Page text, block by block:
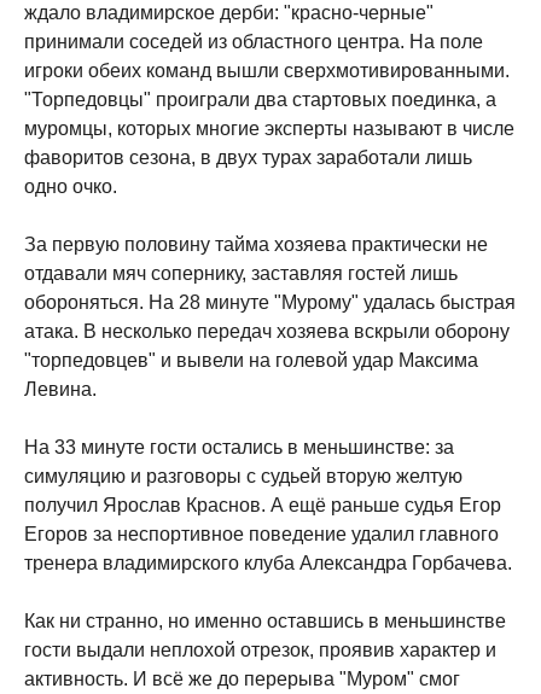
ждало владимирское дерби: "красно-черные"
принимали соседей из областного центра. На поле
игроки обеих команд вышли сверхмотивированными.
"Торпедовцы" проиграли два стартовых поединка, а
муромцы, которых многие эксперты называют в числе
фаворитов сезона, в двух турах заработали лишь
одно очко.
За первую половину тайма хозяева практически не
отдавали мяч сопернику, заставляя гостей лишь
обороняться. На 28 минуте "Мурому" удалась быстрая
атака. В несколько передач хозяева вскрыли оборону
"торпедовцев" и вывели на голевой удар Максима
Левина.
На 33 минуте гости остались в меньшинстве: за
симуляцию и разговоры с судьей вторую желтую
получил Ярослав Краснов. А ещё раньше судья Егор
Егоров за неспортивное поведение удалил главного
тренера владимирского клуба Александра Горбачева.
Как ни странно, но именно оставшись в меньшинстве
гости выдали неплохой отрезок, проявив характер и
активность. И всё же до перерыва "Муром" смог